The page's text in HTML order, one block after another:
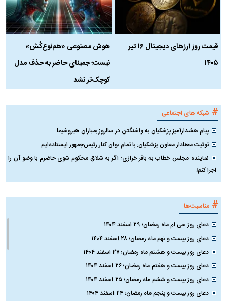
قیمت روز ارز‌های دیجیتال ۱۶ تیر
۱۴۰۵
هوش مصنوعی «هم‌نوع‌کُش»
نیست؛ جمینای حاضر به حذف مدل
کوچک‌تر نشد
# شبکه های اجتماعی
پیام هشدارآمیز پزشکیان به واشنگتن در سالروز بمباران هیروشیما
توئیت معنادار معاون پزشکیان: با تمام توان کنار رئیس‌جمهور ایستاده‌ایم
نماینده مجلس خطاب به باقر خرازی: اگر به شلاق محکوم شوی حاضرم با وضو آن را
اجرا کنم!
# مناسبت‌ها
دعای روز سی ام ماه رمضان؛ ۲۹ اسفند ۱۴۰۴
دعای روز بیست و نهم ماه رمضان؛ ۲۸ اسفند ۱۴۰۴
دعای روز بیست و هشتم ماه رمضان؛ ۲۷ اسفند ۱۴۰۴
دعای روز بیست و هفتم ماه رمضان؛ ۲۶ اسفند ۱۴۰۴
دعای روز بیست و ششم ماه رمضان؛ ۲۵ اسفند ۱۴۰۴
دعای روز بیست و پنجم ماه رمضان؛ ۲۴ اسفند ۱۴۰۴